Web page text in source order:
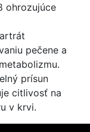
ohrozujúce
pečene a
prísun
citlivosť na
v krvi.